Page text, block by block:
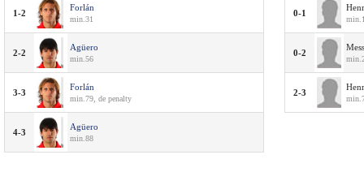
1-2
Forlán
min.31
2-2
Agüero
min.56
3-3
Forlán
min.79, de penalty
4-3
Agüero
min.88
0-1
0-2
2-3